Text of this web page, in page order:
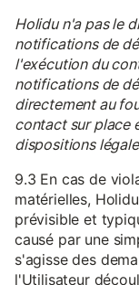
Holidu n'a pas le
notifications de
l'exécution du
notifications de
directement au
contact sur place
dispositions
9.3 En cas de
matérielles,
prévisible et
causé par une
s'agisse des
l'Utilisateur